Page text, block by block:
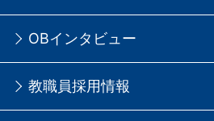
OBインタビュー
教職員採用情報